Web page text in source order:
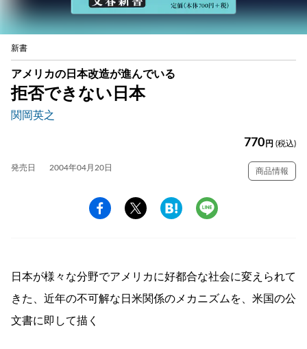
新書
アメリカの日本改造が進んでいる
拒否できない日本
関岡英之
770 円 (税込)
発売日 2004年04月20日 商品情報
日本が様々な分野でアメリカに好都合な社会に変えられて
きた、近年の不可解な日米関係のメカニズムを、米国の公
文書に即して描く